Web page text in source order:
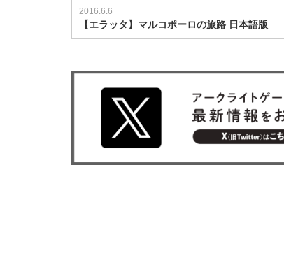
2016.6.6
【エラッタ】マルコポーロの旅路 日本語版